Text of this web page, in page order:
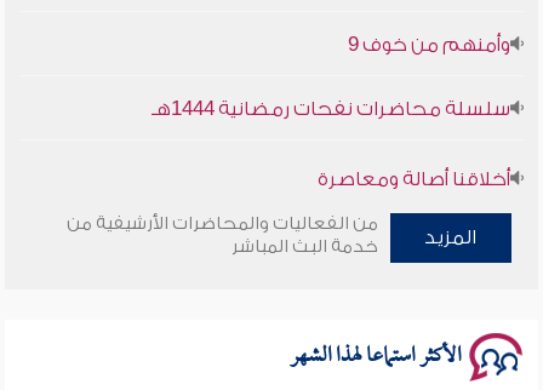
وأمنهم من خوف 9
سلسلة محاضرات نفحات رمضانية 1444هـ
أخلاقنا أصالة ومعاصرة
وأمنهم من خوف 9
المزيد
من الفعاليات والمحاضرات الأرشيفية من
خدمة البث المباشر
الأكثر استماعا لهذا الشهر